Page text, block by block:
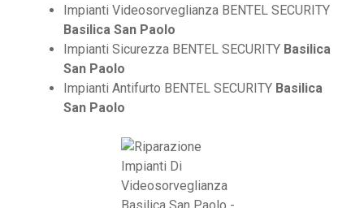
Impianti Videosorveglianza BENTEL SECURITY
Basilica San Paolo
Impianti Sicurezza BENTEL SECURITY Basilica
San Paolo
Impianti Antifurto BENTEL SECURITY Basilica
San Paolo